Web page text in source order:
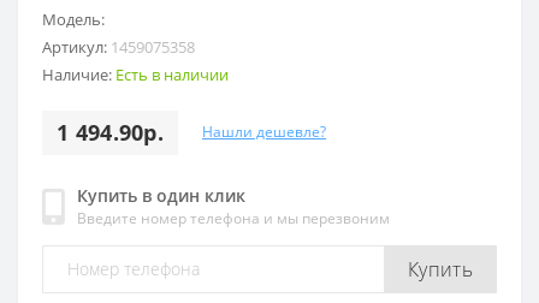
Модель:
Артикул: 1459075358
Наличие: Есть в наличии
1 494.90р. Нашли дешевле?
Купить в один клик
Введите номер телефона и мы перезвоним
Купить